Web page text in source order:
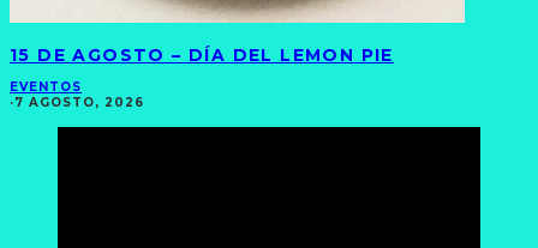
15 DE AGOSTO – DÍA DEL LEMON PIE
EVENTOS
·7 AGOSTO, 2026